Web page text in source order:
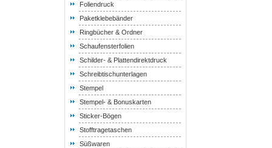
Foliendruck
Paketklebebänder
Ringbücher & Ordner
Schaufensterfolien
Schilder- & Plattendirektdruck
Schreibtischunterlagen
Stempel
Stempel- & Bonuskarten
Sticker-Bögen
Stofftragetaschen
Süßwaren